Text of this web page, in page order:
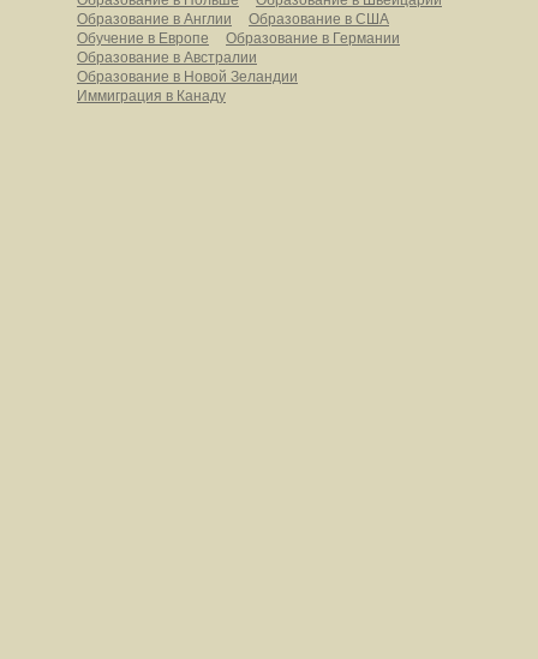
Образование в Англии
Образование в США
Обучение в Европе
Образование в Германии
Образование в Австралии
Образование в Новой Зеландии
Иммиграция в Канаду